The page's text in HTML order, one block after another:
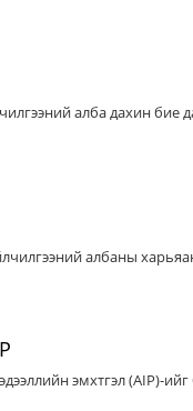
алба дахин бие
албаны
эмхтгэл (AIP)-